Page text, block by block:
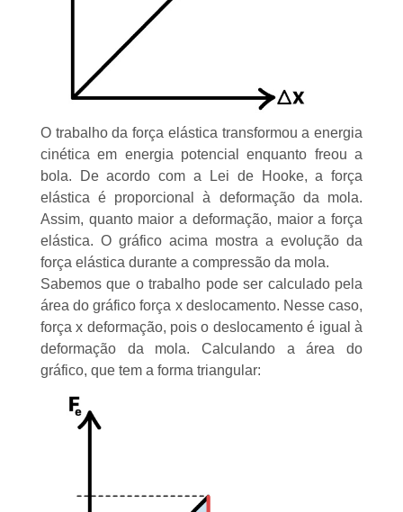
O trabalho da força elástica transformou aenergia
cinética em energia potencial enquanto freou a
bola. De acordo com a
Lei de Hooke, a força
elástica é proporcional à deformação da mola.
Assim, quanto maior a deformação, maior a força
elástica. O gráfico acima mostra a evolução da
força elástica durante a compressão da mola.
Sabemos que o trabalho pode ser calculado pela
área do gráfico força x deslocamento. Nesse caso,
força x deformação, pois o deslocamento é igual à
deformação da mola. Calculando a área do
gráfico, que tem a forma triangular: